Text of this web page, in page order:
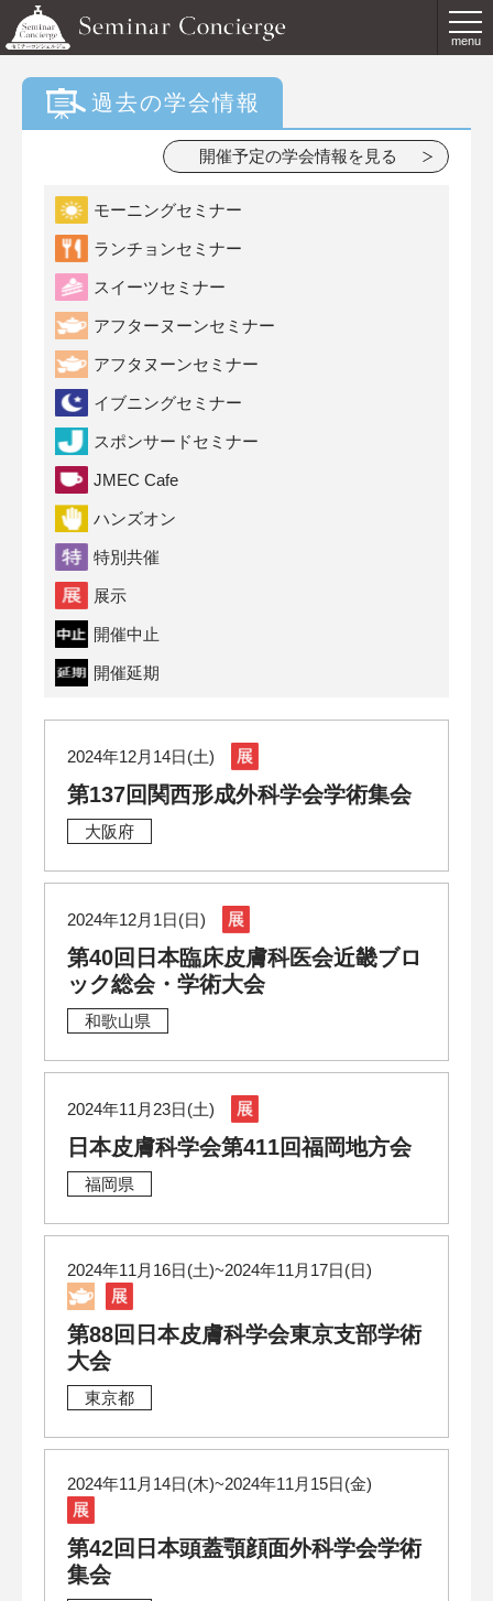
menu
過去の学会情報
開催予定の学会情報を見る
モーニングセミナー
ランチョンセミナー
スイーツセミナー
アフターヌーンセミナー
アフタヌーンセミナー
イブニングセミナー
スポンサードセミナー
JMEC Cafe
ハンズオン
特別共催
展示
開催中止
開催延期
2024年12月14日(土)
第137回関西形成外科学会学術集会
大阪府
2024年12月1日(日)
第40回日本臨床皮膚科医会近畿ブロ
ック総会・学術大会
和歌山県
2024年11月23日(土)
日本皮膚科学会第411回福岡地方会
福岡県
2024年11月16日(土)~2024年11月17日(日)
第88回日本皮膚科学会東京支部学術
大会
東京都
2024年11月14日(木)~2024年11月15日(金)
第42回日本頭蓋顎顔面外科学会学術
集会